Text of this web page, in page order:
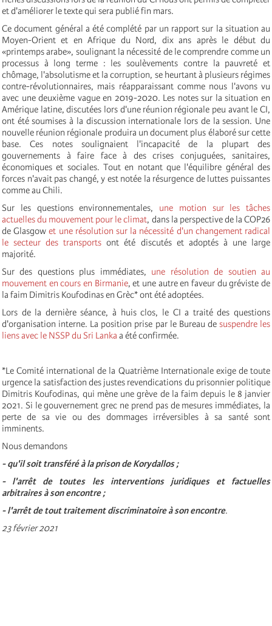
et d'améliorer le texte qui sera publié fin mars.
Ce document général a été complété par un rapport sur la situation au
Moyen-Orient et en Afrique du Nord, dix ans après le début du
«printemps arabe», soulignant la nécessité de le comprendre comme un
processus à long terme : les soulèvements contre la pauvreté et
chômage, l'absolutisme et la corruption, se heurtant à plusieurs régimes
contre-révolutionnaires, mais réapparaissant comme nous l'avons vu
avec une deuxième vague en 2019-2020. Les notes sur la situation en
Amérique latine, discutées lors d'une réunion régionale peu avant le CI,
ont été soumises à la discussion internationale lors de la session. Une
nouvelle réunion régionale produira un document plus élaboré sur cette
base. Ces notes soulignaient l'incapacité de la plupart des
gouvernements à faire face à des crises conjuguées, sanitaires,
économiques et sociales. Tout en notant que l'équilibre général des
forces n'avait pas changé, y est notée la résurgence de luttes puissantes
comme au Chili.
Sur les questions environnementales, une motion sur les tâches
actuelles du mouvement pour le climat, dans la perspective de la COP26
de Glasgowet une résolution sur la nécessité d'un changement radical
le secteur des transports ont été discutés et adoptés à une large
majorité.
Sur des questions plus immédiates, une résolution de soutien au
mouvement en cours en Birmanie, et une autre en faveur du gréviste de
la faim Dimitris Koufodinas en Grèc* ont été adoptées.
Lors de la dernière séance, à huis clos, le CI a traité des questions
d'organisation interne. La position prise par le Bureau de suspendre les
liens avec le NSSP du Sri Lanka a été confirmée.
*Le Comité international de la Quatrième Internationale exige de toute
urgence la satisfaction des justes revendications du prisonnier politique
Dimitris Koufodinas, qui mène une grève de la faim depuis le 8 janvier
2021. Si le gouvernement grec ne prend pas de mesures immédiates, la
perte de sa vie ou des dommages irréversibles à sa santé sont
imminents.
Nous demandons
- qu'il soit transféré à la prison de Korydallos ;
- l'arrêt de toutes les interventions juridiques et factuelles
arbitraires à son encontre ;
- l'arrêt de tout traitement discriminatoire à son encontre.
23 février 2021